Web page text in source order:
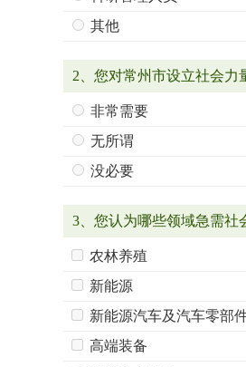
其他
2、您对常州市设立社会力
非常需要
无所谓
没必要
3、您认为哪些领域急需社
农林养殖
新能源
新能源汽车及汽车零部
高端装备